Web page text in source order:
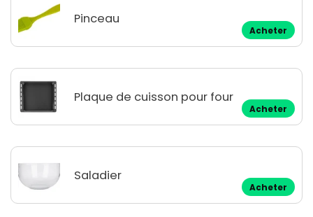
Pinceau
Acheter
Plaque de cuisson pour four
Acheter
Saladier
Acheter